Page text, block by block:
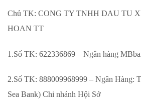
Chủ TK: CONG TY TNHH DAU TU
HOAN TT
1.Số TK: 622336869 – Ngân hàng
2.Số TK: 888009968999 – Ngân Hàng:
Sea Bank) Chi nhánh Hội Sở